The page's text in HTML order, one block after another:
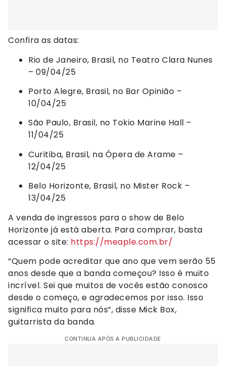
Confira as datas:
Rio de Janeiro, Brasil, no Teatro Clara Nunes
– 09/04/25
Porto Alegre, Brasil, no Bar Opinião –
10/04/25
São Paulo, Brasil, no Tokio Marine Hall –
11/04/25
Curitiba, Brasil, na Ópera de Arame –
12/04/25
Belo Horizonte, Brasil, no Mister Rock –
13/04/25
A venda de ingressos para o show de Belo
Horizonte já está aberta. Para comprar, basta
acessar o site: https://meaple.com.br/
“Quem pode acreditar que ano que vem serão 55
anos desde que a banda começou? Isso é muito
incrível. Sei que muitos de vocês estão conosco
desde o começo, e agradecemos por isso. Isso
significa muito para nós”, disse Mick Box,
guitarrista da banda.
CONTINUA APÓS A PUBLICIDADE